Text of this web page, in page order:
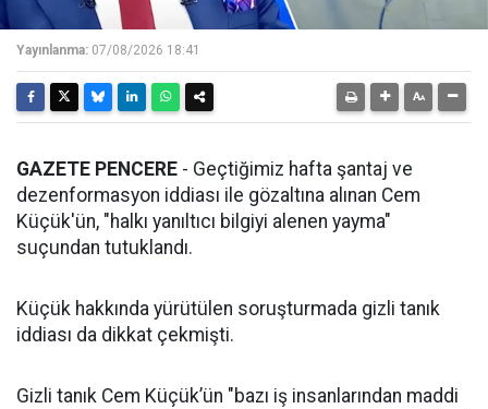
Yayınlanma: 07/08/2026 18:41
GAZETE PENCERE - Geçtiğimiz hafta şantaj ve
dezenformasyon iddiası ile gözaltına alınan Cem
Küçük'ün, "halkı yanıltıcı bilgiyi alenen yayma"
suçundan tutuklandı.
Küçük hakkında yürütülen soruşturmada gizli tanık
iddiası da dikkat çekmişti.
Gizli tanık Cem Küçük’ün "bazı iş insanlarından maddi